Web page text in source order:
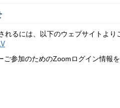
れるには、以下のウェブサイトより
ご参加のためのZoomログイン情報